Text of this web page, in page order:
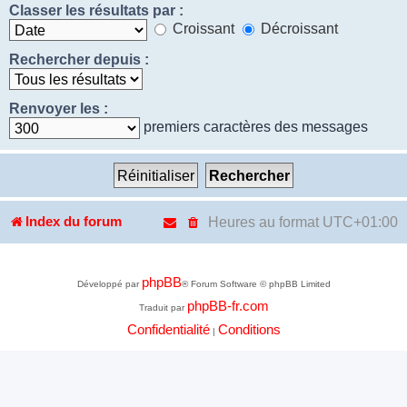
Classer les résultats par :
Croissant
Décroissant
Rechercher depuis :
Renvoyer les :
premiers caractères des messages
Index du forum Heures au format UTC+01:00
Développé par phpBB® Forum Software © phpBB Limited
Traduit par phpBB-fr.com
Confidentialité| Conditions